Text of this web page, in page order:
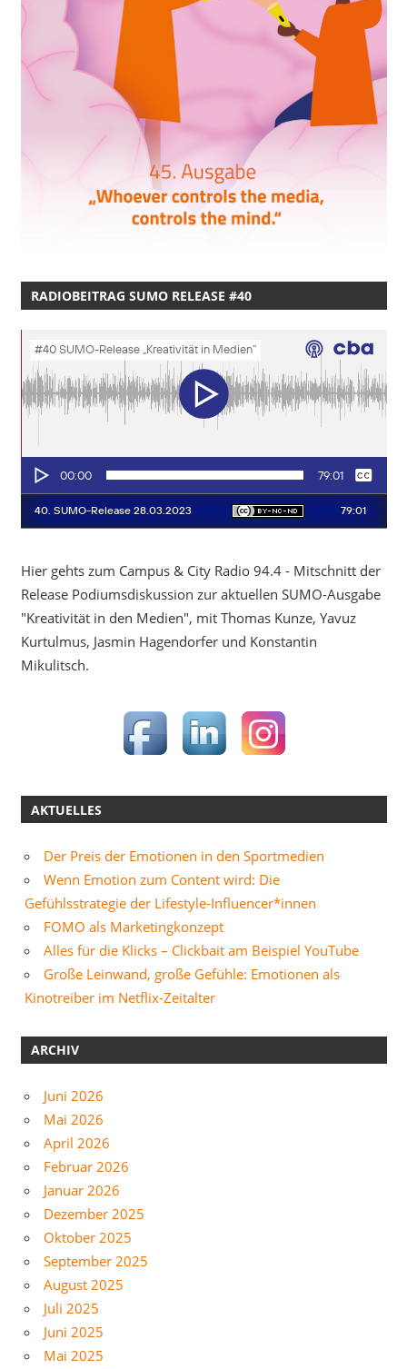
RADIOBEITRAG SUMO RELEASE #40
Hier gehts zum Campus & City Radio 94.4 - Mitschnitt der
Release Podiumsdiskussion zur aktuellen SUMO-Ausgabe
"Kreativität in den Medien", mit Thomas Kunze, Yavuz
Kurtulmus, Jasmin Hagendorfer und Konstantin
Mikulitsch.
AKTUELLES
Der Preis der Emotionen in den Sportmedien
Wenn Emotion zum Content wird: Die
Gefühlsstrategie der Lifestyle-Influencer*innen
FOMO als Marketingkonzept
Alles für die Klicks – Clickbait am Beispiel YouTube
Große Leinwand, große Gefühle: Emotionen als
Kinotreiber im Netflix-Zeitalter
ARCHIV
Juni 2026
Mai 2026
April 2026
Februar 2026
Januar 2026
Dezember 2025
Oktober 2025
September 2025
August 2025
Juli 2025
Juni 2025
Mai 2025